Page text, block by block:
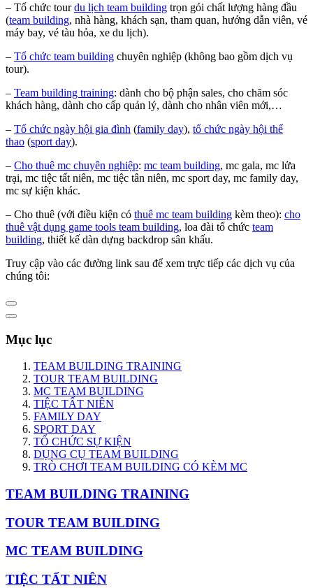
– Tổ chức tourdu lịch team building trọn gói chất lượng hàng đầu
(team building, nhà hàng, khách sạn, tham quan, hướng dẫn viên, vé
máy bay, vé tàu hỏa, xe du lịch).
– Tổ chức team building chuyên nghiệp (không bao gồm dịch vụ
tour).
– Team building training: dành cho bộ phận sales, cho chăm sóc
khách hàng, dành cho cấp quản lý, dành cho nhân viên mới,…
– Tổ chức ngày hội gia đình (family day), tổ chức ngày hội thể
thao (sport day).
– Cho thuê mc chuyên nghiệp: mc team building, mc gala, mc lửa
trại, mc tiệc tất niên, mc tiệc tân niên, mc sport day, mc family day,
mc sự kiện khác.
– Cho thuê (với điều kiện có thuê mc team building kèm theo): cho
thuê vật dụng game tools team building, loa đài tổ chức team
building, thiết kế dàn dựng backdrop sân khấu.
Truy cập vào các đường link sau để xem trực tiếp các dịch vụ của
chúng tôi:
Mục lục
TEAM BUILDING TRAINING
TOUR TEAM BUILDING
MC TEAM BUILDING
TIỆC TẤT NIÊN
FAMILY DAY
SPORT DAY
TỔ CHỨC SỰ KIỆN
DỤNG CỤ TEAM BUILDING
TRÒ CHƠI TEAM BUILDING CÓ KÈM MC
TEAM BUILDING TRAINING
TOUR TEAM BUILDING
MC TEAM BUILDING
TIỆC TẤT NIÊN